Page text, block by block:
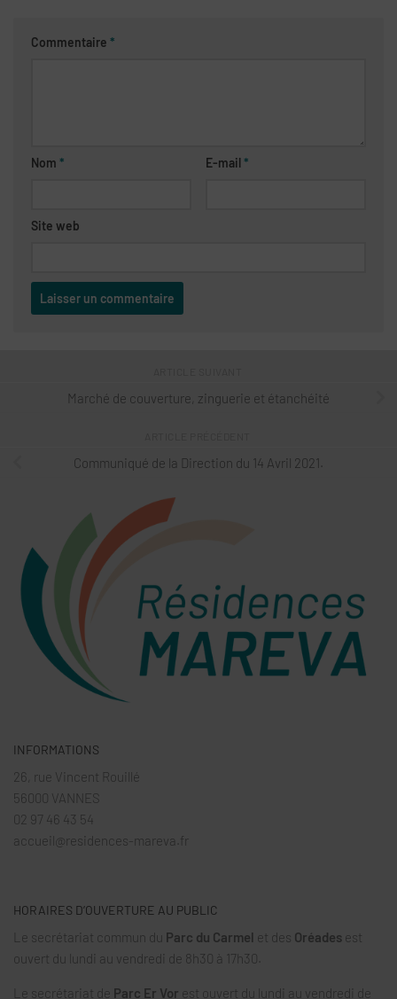
Commentaire *
Nom * E-mail*
Site web
Marché de couverture, zinguerie et étanchéité
Communiqué de la Direction du 14 Avril 2021.
INFORMATIONS
26, rue Vincent Rouillé
56000 VANNES
02 97 46 43 54
accueil@residences-mareva.fr
HORAIRES D’OUVERTURE AU PUBLIC
Le secrétariat commun du Parc du Carmel et des Oréades est
ouvert du lundi au vendredi de 8h30 à 17h30.
Le secrétariat de Parc Er Vor est ouvert du lundi au vendredi de